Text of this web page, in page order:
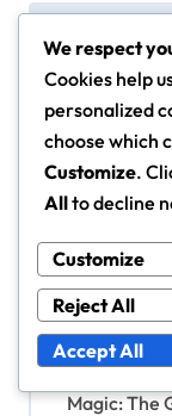
P
o
n
a
v
g
a
lease de
thering:
ndo,
sonajes,
máticos
Maren
Magic: The
We respect
Cookies help
personalized
choose which
Customize.
Allto decline
Customize
Reject All
Accept All